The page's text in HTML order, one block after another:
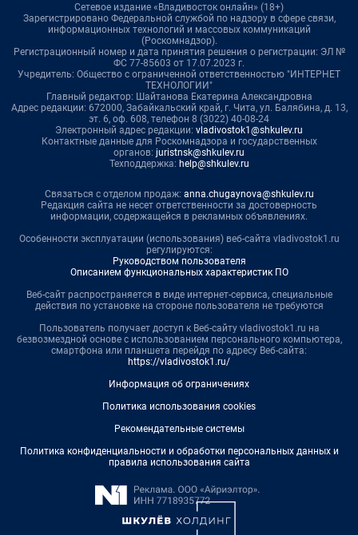
Сетевое издание «Владивосток онлайн» (18+)
Зарегистрировано Федеральной службой по надзору в сфере связи,
информационных технологий и массовых коммуникаций
(Роскомнадзор).
Регистрационный номер и дата принятия решения о регистрации: ЭЛ №
ФС 77-85603 от 17.07.2023 г.
Учредитель: Общество с ограниченной ответственностью "ИНТЕРНЕТ
ТЕХНОЛОГИИ"
Главный редактор: Шайтанова Екатерина Александровна
Адрес редакции: 672000, Забайкальский край, г. Чита, ул. Балябина, д. 13,
эт. 6, оф. 608, телефон 8 (3022) 40-08-24
Электронный адрес редакции: vladivostok1@shkulev.ru
Контактные данные для Роскомнадзора и государственных
органов: juristnsk@shkulev.ru
Техподдержка: help@shkulev.ru
Связаться с отделом продаж: anna.chugaynova@shkulev.ru
Редакция сайта не несет ответственности за достоверность
информации, содержащейся в рекламных объявлениях.
Особенности эксплуатации (использования) веб-сайта vladivostok1.ru
регулируются:
Руководством пользователя
Описанием функциональных характеристик ПО
Веб-сайт распространяется в виде интернет-сервиса, специальные
действия по установке на стороне пользователя не требуются
Пользователь получает доступ к Веб-сайту vladivostok1.ru на
безвозмездной основе с использованием персонального компьютера,
смартфона или планшета перейдя по адресу Веб-сайта:
https://vladivostok1.ru/
Информация об ограничениях
Политика использования cookies
Рекомендательные системы
Политика конфиденциальности и обработки персональных данных и
правила использования сайта